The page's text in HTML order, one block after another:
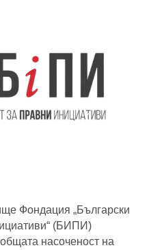
Фондация „Български
(БИПИ)
насоченост на